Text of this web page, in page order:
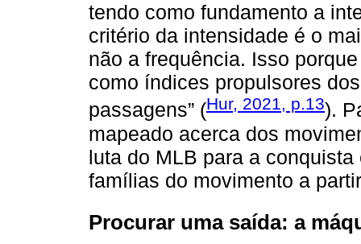
tendo como fundamento a
critério da intensidade é o
não a frequência. Isso
como índices propulsores
passagens” (Hur, 2021, p.13).
mapeado acerca dos
luta do MLB para a
famílias do movimento a
Procurar uma saída: a